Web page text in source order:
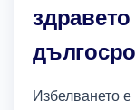
Избелването